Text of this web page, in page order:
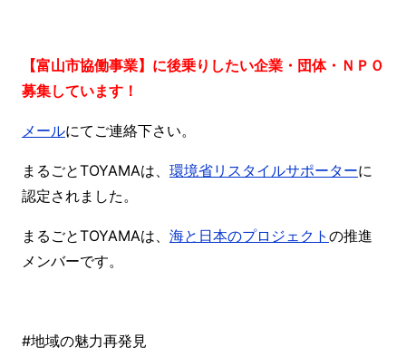
【富山市協働事業】に後乗りしたい企業・団体・ＮＰＯ
募集しています！
メールにてご連絡下さい。
まるごとTOYAMAは、 環境省リスタイルサポーターに
認定されました。
まるごとTOYAMAは、 海と日本のプロジェクト の推進
メンバーです。
#地域の魅力再発見